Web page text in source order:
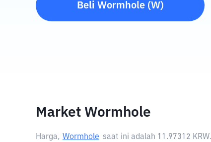
Beli Wormhole(W)
Market Wormhole
Harga, Wormhole saat ini adalah 11.97312 KRW